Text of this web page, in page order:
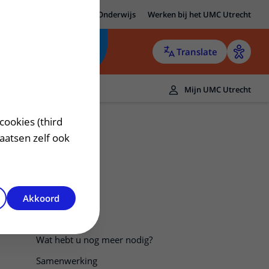
Onderwijs Werken bij het UMC Utrecht
Translate
Mijn UMC Utrecht
Voor wie?
Hoe werkt het?
Wat hebt u nog meer nodig?
Samenwerking
(third
zelf ook
Akkoord